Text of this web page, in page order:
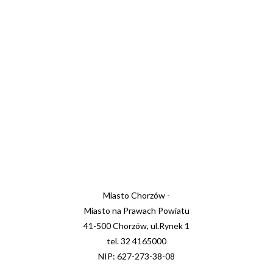
Miasto Chorzów -
Miasto na Prawach Powiatu
41-500 Chorzów, ul.Rynek 1
tel. 32 4165000
NIP: 627-273-38-08